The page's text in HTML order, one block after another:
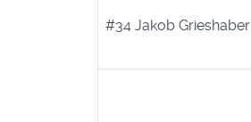
#34 Jakob Grieshaber